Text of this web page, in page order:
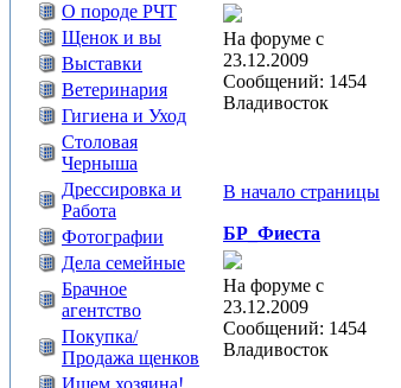
О породе РЧТ
Щенок и вы
Выставки
Ветеринария
Гигиена и Уход
Столовая
Черныша
Дрессировка и
Работа
Фотографии
Дела семейные
Брачное
агентство
Покупка/
Продажа щенков
Ищем хозяина!
На форуме с
23.12.2009
Сообщений: 1454
Владивосток
В начало страницы
БР_Фиеста
На форуме с
23.12.2009
Сообщений: 1454
Владивосток